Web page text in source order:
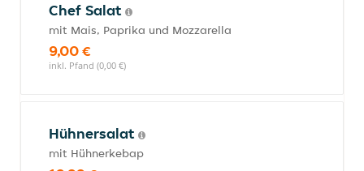
Chef Salat
mit Mais, Paprika und Mozzarella
9,00 €
inkl. Pfand (0,00 €)
Hühnersalat
mit Hühnerkebap